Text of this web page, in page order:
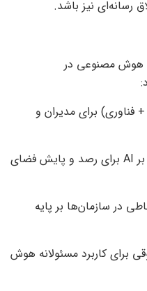
رسانه‌ای نیز باشد.
هوش مصنوعی در
برای مدیران و
استفاده از ابزارهای تحلیل‌گر مبتنی بر AI برای رصد و پایش فضای
در سازمان‌ها بر پایه
برای کاربرد مسئولانه هوش